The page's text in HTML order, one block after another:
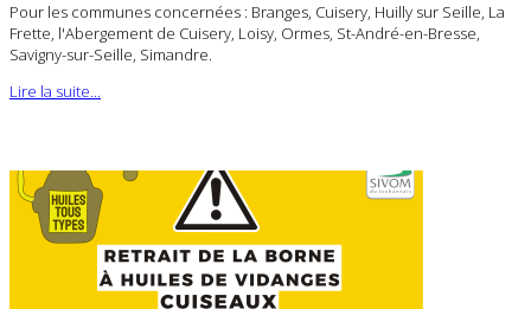
Pour les communes concernées : Branges, Cuisery, Huilly sur Seille, La
Frette, l'Abergement de Cuisery, Loisy, Ormes, St-André-en-Bresse,
Savigny-sur-Seille, Simandre.
Lire la suite...